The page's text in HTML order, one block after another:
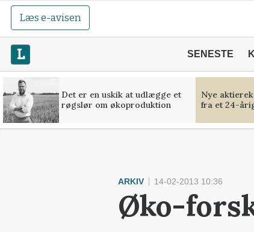
Læs e-avisen
SENESTE
Det er en uskik at udlægge et
røgslør om økoproduktion
Nye
fra et 24-
ARKIV 14-02-2013 10:36
Øko-